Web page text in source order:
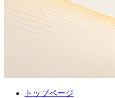
トップページ